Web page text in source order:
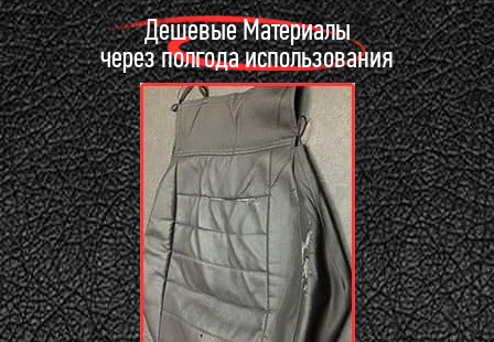
Дешевые Материалы
через полгода использования